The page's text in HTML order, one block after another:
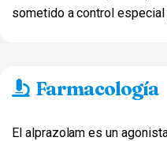
sometido a control
Farmacología
El alprazolam es un